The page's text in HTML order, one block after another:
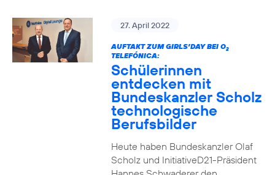
27. April 2022
AUFTAKT ZUM GIRLS’DAY BEI O2
TELEFÓNICA:
Schülerinnen
entdecken mit
Bundeskanzler Scholz
technologische
Berufsbilder
Heute haben Bundeskanzler Olaf
Scholz und InitiativeD21-Präsident